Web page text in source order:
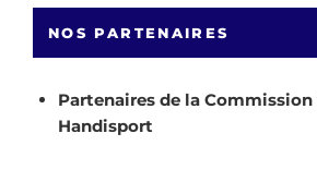
NOS PARTENAIRES
Partenaires de la
Handisport